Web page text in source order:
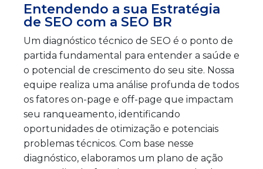
Entendendo a sua Estratégia
de SEO com a SEO BR
Um diagnóstico técnico de SEO é o ponto de
partida fundamental para entender a saúde e
o potencial de crescimento do seu site. Nossa
equipe realiza uma análise profunda de todos
os fatores on-page e off-page que impactam
seu ranqueamento, identificando
oportunidades de otimização e potenciais
problemas técnicos. Com base nesse
diagnóstico, elaboramos um plano de ação